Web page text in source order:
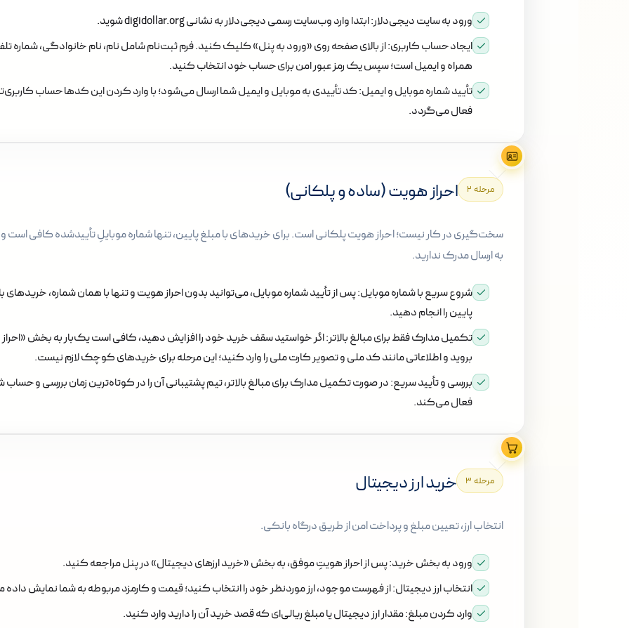
ورود به سایت دیجی‌دلار:ابتدا وارد وب‌سایت رسمی دیجی‌دلار به نشانیdigidollar.orgشوید.
ایجاد حساب کاربری:از بالای صفحه روی «ورود به پنل» کلیک کنید. فرم ثبت‌نام شامل نام، نام خانوادگی، شماره
همراه و ایمیل است؛ سپس یک رمز عبور امن برای حساب خود انتخاب کنید.
تأیید شماره موبایل و ایمیل:کد تأییدی به موبایل و ایمیل شما ارسال می‌شود؛ با وارد کردن این کدها حساب
فعال می‌گردد.
مرحله ۲ احراز هویت (ساده و پلکانی)
سخت‌گیری در کار نیست؛ احراز هویت پلکانی است. برای خریدهای با مبلغ پایین، تنها شماره موبایلِ تأییدشده کافی است و
به ارسال مدرک ندارید.
شروع سریع با شماره موبایل:پس از تأیید شماره موبایل، می‌توانید بدون احراز هویت و تنها با همان شماره، خریدهای
پایین را انجام دهید.
تکمیل مدارک فقط برای مبالغ بالاتر:اگر خواستید سقف خرید خود را افزایش دهید، کافی است یک‌بار به بخش
بروید و اطلاعاتی مانند کد ملی و تصویر کارت ملی را وارد کنید؛ این مرحله برای خریدهای کوچک لازم نیست.
بررسی و تأیید سریع:در صورت تکمیل مدارک برای مبالغ بالاتر، تیم پشتیبانی آن را در کوتاه‌ترین زمان بررسی و حساب
فعال می‌کند.
مرحله ۳ خرید ارز دیجیتال
انتخاب ارز، تعیین مبلغ و پرداخت امن از طریق درگاه بانکی.
ورود به بخش خرید:پس از احراز هویتِ موفق، به بخش «خرید ارزهای دیجیتال» در پنل مراجعه کنید.
انتخاب ارز دیجیتال:از فهرست موجود، ارز موردنظر خود را انتخاب کنید؛ قیمت و کارمزد مربوطه به شما نمایش
وارد کردن مبلغ:مقدار ارز دیجیتال یا مبلغ ریالی‌ای که قصد خرید آن را دارید وارد کنید.